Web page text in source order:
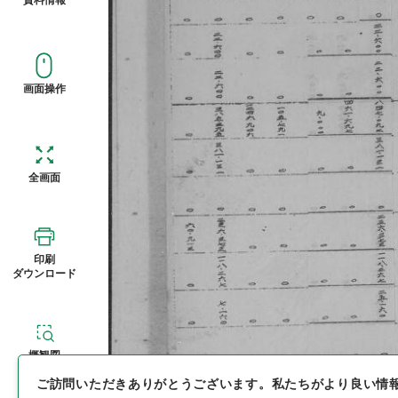
画面操作
全画面
印刷
ダウンロード
概観図
ご訪問いただきありがとうございます。 私たちがより良い情